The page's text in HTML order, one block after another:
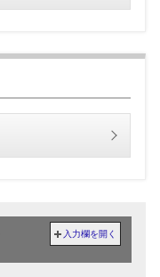
入力欄を開く